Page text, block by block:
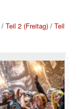
/Teil 2 (Freitag) /Teil